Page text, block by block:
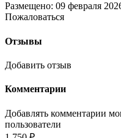
Размещено: 09 февраля
Пожаловаться
Отзывы
Добавить отзыв
Комментарии
Добавлять комментарии
пользователи